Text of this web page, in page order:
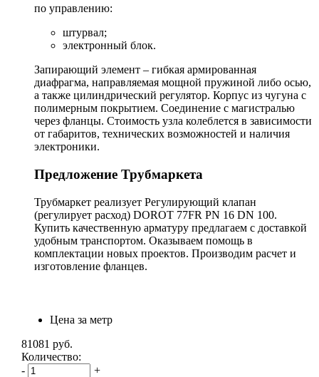
по управлению:
штурвал;
электронный блок.
Запирающий элемент – гибкая армированная
диафрагма, направляемая мощной пружиной либо осью,
а также цилиндрический регулятор. Корпус из чугуна с
полимерным покрытием. Соединение с магистралью
через фланцы. Стоимость узла колеблется в зависимости
от габаритов, технических возможностей и наличия
электроники.
Предложение Трубмаркета
Трубмаркет реализует Регулирующий клапан
(регулирует расход) DOROT 77FR PN 16 DN 100.
Купить качественную арматуру предлагаем с доставкой
удобным транспортом. Оказываем помощь в
комплектации новых проектов. Производим расчет и
изготовление фланцев.
Цена за метр
81081 руб.
Количество:
-
+